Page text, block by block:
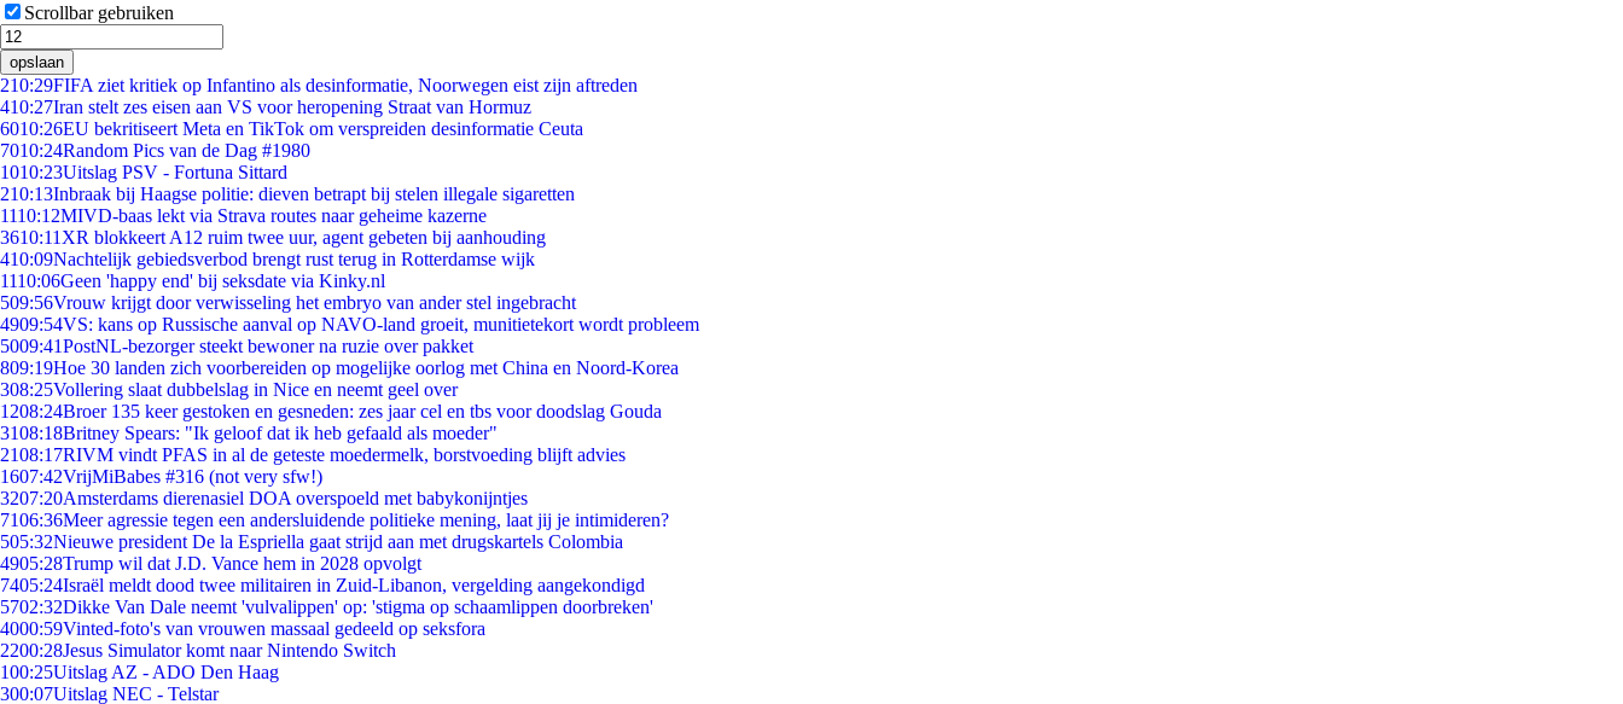
Scrollbar gebruiken
opslaan
210:29FIFA ziet kritiek op Infantino als desinformatie, Noorwegen eist zijn aftreden
410:27Iran stelt zes eisen aan VS voor heropening Straat van Hormuz
6010:26EU bekritiseert Meta en TikTok om verspreiden desinformatie Ceuta
7010:24Random Pics van de Dag #1980
1010:23Uitslag PSV - Fortuna Sittard
210:13Inbraak bij Haagse politie: dieven betrapt bij stelen illegale sigaretten
1110:12MIVD-baas lekt via Strava routes naar geheime kazerne
3610:11 XR blokkeert A12 ruim twee uur, agent gebeten bij aanhouding
410:09Nachtelijk gebiedsverbod brengt rust terug in Rotterdamse wijk
1110:06Geen 'happy end' bij seksdate via Kinky.nl
509:56Vrouw krijgt door verwisseling het embryo van ander stel ingebracht
4909:54VS: kans op Russische aanval op NAVO-land groeit, munitietekort wordt probleem
5009:41PostNL-bezorger steekt bewoner na ruzie over pakket
809:19Hoe 30 landen zich voorbereiden op mogelijke oorlog met China en Noord-Korea
308:25Vollering slaat dubbelslag in Nice en neemt geel over
1208:24Broer 135 keer gestoken en gesneden: zes jaar cel en tbs voor doodslag Gouda
3108:18Britney Spears: "Ik geloof dat ik heb gefaald als moeder"
2108:17RIVM vindt PFAS in al de geteste moedermelk, borstvoeding blijft advies
1607:42VrijMiBabes #316 (not very sfw!)
3207:20Amsterdams dierenasiel DOA overspoeld met babykonijntjes
7106:36Meer agressie tegen een andersluidende politieke mening, laat jij je intimideren?
505:32Nieuwe president De la Espriella gaat strijd aan met drugskartels Colombia
4905:28Trump wil dat J.D. Vance hem in 2028 opvolgt
7405:24Israël meldt dood twee militairen in Zuid-Libanon, vergelding aangekondigd
5702:32Dikke Van Dale neemt 'vulvalippen' op: 'stigma op schaamlippen doorbreken'
4000:59Vinted-foto's van vrouwen massaal gedeeld op seksfora
2200:28Jesus Simulator komt naar Nintendo Switch
100:25Uitslag AZ - ADO Den Haag
300:07Uitslag NEC - Telstar